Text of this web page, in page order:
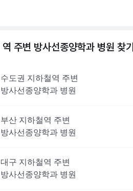
역 주변 방사선종양학과 병원 찾기
수도권 지하철역 주변
방사선종양학과 병원
부산 지하철역 주변
방사선종양학과 병원
대구 지하철역 주변
방사선종양학과 병원